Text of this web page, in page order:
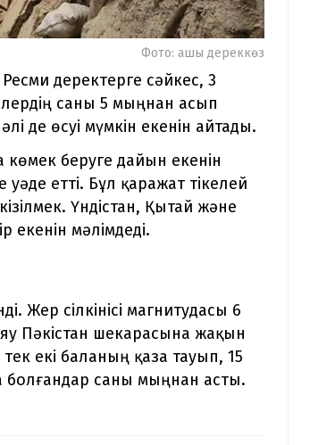
Фото: ашық дереккөз
деректерге сәйкес, 3
саны 5 мыңнан асып
де өсуі мүмкін екенін айтады.
беруге дайын екенін
етті. Бұл қаражат тікелей
Үндістан, Қытай және
екенін мәлімдеді.
Жер сілкінісі магнитудасы 6
Пәкістан шекарасына жақын
екі баланың қаза тауып, 15
болғандар саны мыңнан асты.